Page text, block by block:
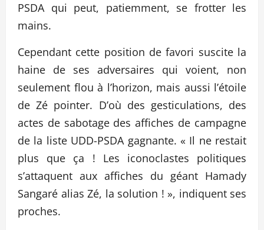
PSDA qui peut, patiemment, se frotter les
mains.
Cependant cette position de favori suscite la
haine de ses adversaires qui voient, non
seulement flou à l’horizon, mais aussi l’étoile
de Zé pointer. D’où des gesticulations, des
actes de sabotage des affiches de campagne
de la liste UDD-PSDA gagnante. « Il ne restait
plus que ça ! Les iconoclastes politiques
s’attaquent aux affiches du géant Hamady
Sangaré alias Zé, la solution ! », indiquent ses
proches.